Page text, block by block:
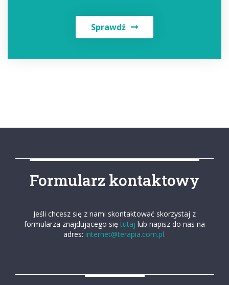
Sprawdź
Formularz kontaktowy
Jeśli chcesz się z nami skontaktować skorzystaj z
formularza znajdującego się tutaj lub napisz do nas na
adres: internet@terapia.com.pl.